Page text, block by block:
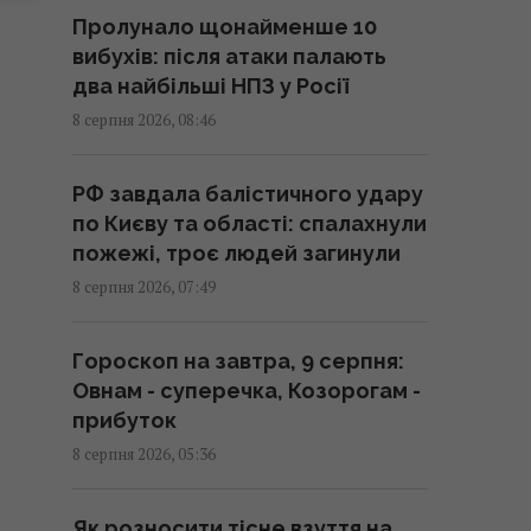
гастроентерологи назвали три
поради для здорового
травлення
08:58 субота, 08 серпня 2026
Вийшов трейлер нового
римейку "Афери Томаса
Крауна" від Майкла Б.
Джордана
Росія знайшла слабке місце
української ППО, не залишаючи
шансу на реакцію, - CNN
Пролунало щонайменше 10
вибухів: після атаки палають
два найбільші НПЗ у Росії
8 серпня 2026, 08:46
РФ завдала балістичного удару
по Києву та області: спалахнули
пожежі, троє людей загинули
8 серпня 2026, 07:49
Гороскоп на завтра, 9 серпня:
Овнам - суперечка, Козорогам -
прибуток
8 серпня 2026, 05:36